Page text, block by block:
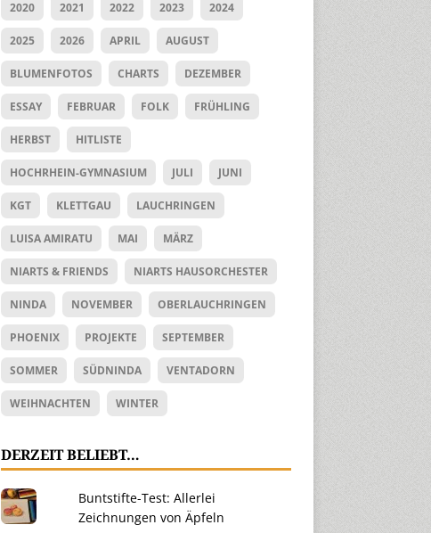
2020 2021 2022 2023 2024
2025 2026 APRIL AUGUST
BLUMENFOTOS CHARTS DEZEMBER
ESSAY FEBRUAR FOLK FRÜHLING
HERBST HITLISTE
HOCHRHEIN-GYMNASIUM JULI JUNI
KGT KLETTGAU LAUCHRINGEN
LUISA AMIRATU MAI MÄRZ
NIARTS & FRIENDS NIARTS HAUSORCHESTER
NINDA NOVEMBER OBERLAUCHRINGEN
PHOENIX PROJEKTE SEPTEMBER
SOMMER SÜDNINDA VENTADORN
WEIHNACHTEN WINTER
DERZEIT BELIEBT…
Buntstifte-Test: Allerlei
Zeichnungen von Äpfeln